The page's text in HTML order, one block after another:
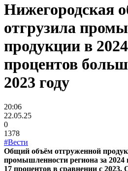
Нижегородская
отгрузила
продукции в
процентов
2023 году
20:06
22.05.25
0
1378
#Вести
Общий объём отгруженной
промышленности региона за 2024
17 процентов в сравнении с